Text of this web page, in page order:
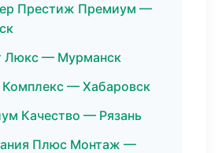
Престиж Премиум —
Люкс — Мурманск
— Хабаровск
Качество — Рязань
Плюс Монтаж —